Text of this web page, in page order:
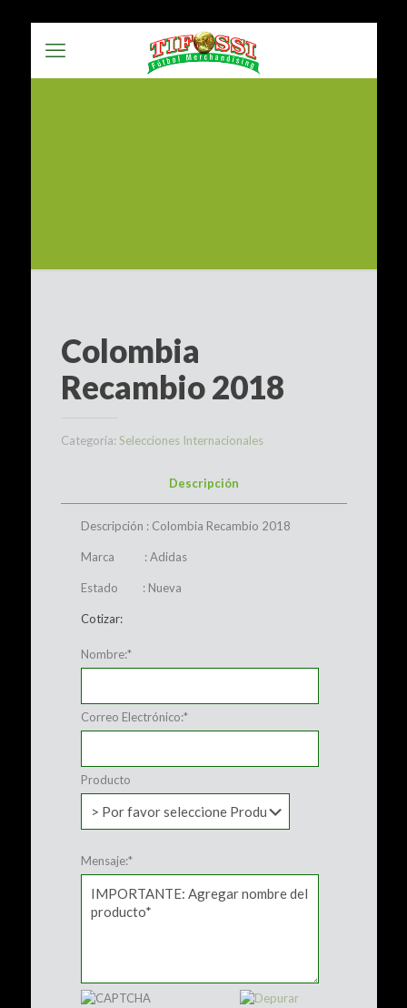
Colombia
Recambio 2018
Categoría: Selecciones Internacionales
Descripción
Descripción : Colombia Recambio 2018
Marca : Adidas
Estado : Nueva
Cotizar:
Nombre:*
Correo Electrónico:*
Producto
Mensaje:*